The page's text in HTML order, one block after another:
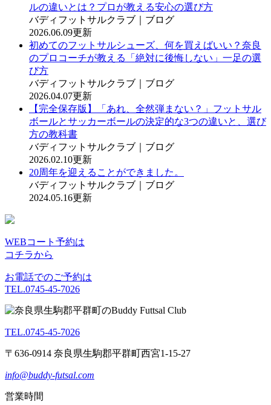
ルの違いとは？プロが教える安心の選び方
バディフットサルクラブ｜ブログ
2026.06.09更新
初めてのフットサルシューズ、何を買えばいい？奈良
のプロコーチが教える「絶対に後悔しない」一足の選
び方
バディフットサルクラブ｜ブログ
2026.04.07更新
【完全保存版】「あれ、全然弾まない？」フットサル
ボールとサッカーボールの決定的な3つの違いと、選び
方の教科書
バディフットサルクラブ｜ブログ
2026.02.10更新
20周年を迎えることができました。
バディフットサルクラブ｜ブログ
2024.05.16更新
WEBコート予約は
コチラから
お電話でのご予約は
TEL.0745-45-7026
TEL.0745-45-7026
〒636-0914 奈良県生駒郡平群町西宮1-15-27
info@buddy-futsal.com
営業時間